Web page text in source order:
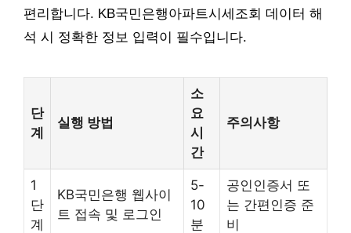
편리합니다. KB국민은행아파트시세조회 데이터 해
석 시 정확한 정보 입력이 필수입니다.
단
계
실행 방법
소
요
시
간
주의사항
1
단
계
KB국민은행 웹사이
트 접속 및 로그인
5-
10
분
공인인증서 또
는 간편인증 준
비